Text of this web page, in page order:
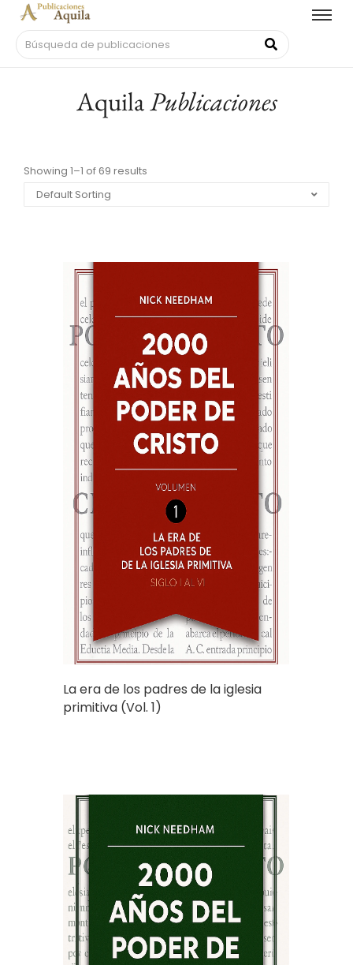
AquilaPublicaciones
Showing 1–1 of 69 results
La era de los padres de la iglesia
primitiva (Vol. 1)